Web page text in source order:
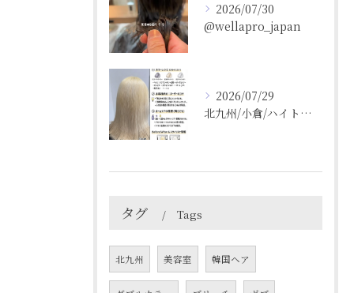
2026/07/30
@wellapro_japan
2026/07/29
北九州/小倉/ハイトーン/ケアブリーチ/ブリーチカラー
タグ Tags
北九州 美容室 韓国ヘア